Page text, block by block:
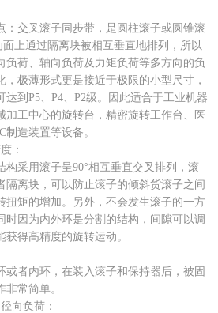
交叉滚子同步带，是圆柱滚子或圆锥滚
上通过隔离块被相互垂直地排列，所以
负荷、轴向负荷及力矩负荷等多方向的负
极薄形式更是接近于极限的小型尺寸，
到P5、P4、P2级。因此适合于工业机器
加工中心的旋转台，精密旋转工作台、医
造装置等设备。
：
采用滚子呈90°相互垂直交叉排列，滚
隔离块，可以防止滚子的倾斜货滚子之间
扭矩的增加。另外，不会发生滚子的一方
时因为内外环是分割的结构，间隙可以调
得高精度的旋转运动。
者内环，在装入滚子和保持器后，被固
常简单。
向负荷：